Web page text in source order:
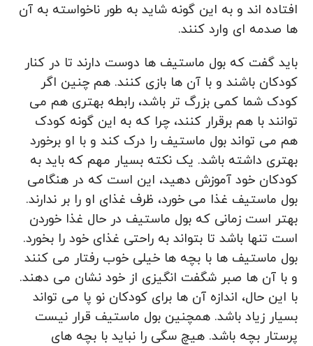
افتاده اند و به این گونه شاید به طور ناخواسته به آن
ها صدمه ای وارد کنند.
باید گفت که بول ماستیف ها دوست دارند تا در کنار
کودکان باشند و با آن ها بازی کنند. هم چنین اگر
کودک شما کمی بزرگ تر باشد، رابطه بهتری هم می
توانند با هم برقرار کنند، چرا که به این گونه کودک
هم می تواند بول ماستیف را درک کند و با او برخورد
بهتری داشته باشد. یک نکته بسیار مهم که باید به
کودکان خود آموزش دهید، این است که در هنگامی
بول ماستیف غذا می خورد، ظرف غذای او را بر ندارند.
بهتر است زمانی که بول ماستیف در حال غذا خوردن
است تنها باشد تا بتواند به راحتی غذای خود را بخورد.
بول ماستیف ها با بچه ها خیلی خوب رفتار می کنند
و با آن ها صبر شگفت انگیزی از خود نشان می دهند.
با این حال، اندازه آن ها برای کودکان نو پا می تواند
بسیار زیاد باشد. همچنین بول ماستیف قرار نیست
پرستار بچه باشد. هیچ سگی را نباید با بچه های